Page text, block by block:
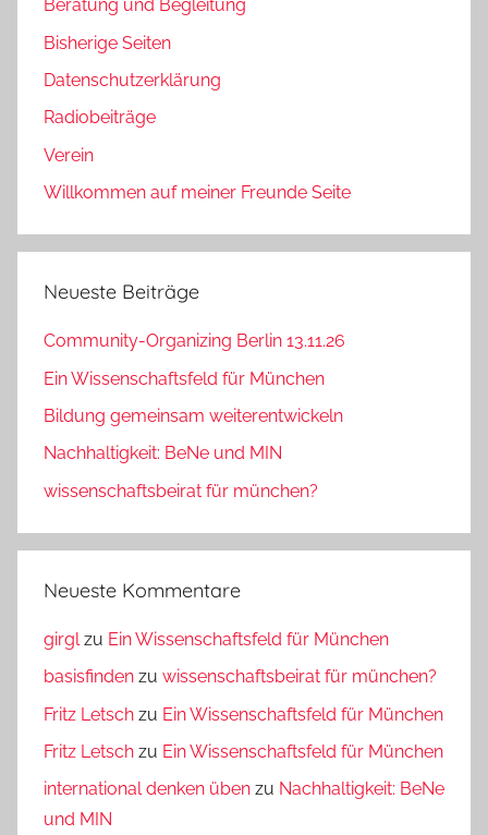
Beratung und Begleitung
Bisherige Seiten
Datenschutzerklärung
Radiobeiträge
Verein
Willkommen auf meiner Freunde Seite
Neueste Beiträge
Community-Organizing Berlin 13.11.26
Ein Wissenschaftsfeld für München
Bildung gemeinsam weiterentwickeln
Nachhaltigkeit: BeNe und MIN
wissenschaftsbeirat für münchen?
Neueste Kommentare
girglzu Ein Wissenschaftsfeld für München
basisfinden zu wissenschaftsbeirat für münchen?
Fritz Letsch zu Ein Wissenschaftsfeld für München
Fritz Letsch zu Ein Wissenschaftsfeld für München
international denken üben zu Nachhaltigkeit: BeNe
und MIN